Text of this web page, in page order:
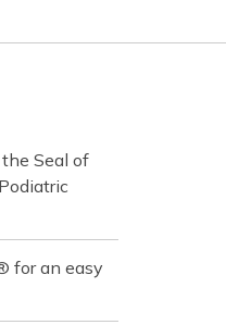
Seal of
for an easy